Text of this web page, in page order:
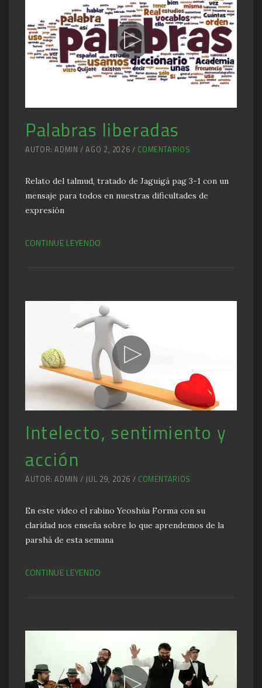
Palabras liberadas
AUTOR: ADMIN / AGO 2, 2026 / COMENTARIOS
Relato del talmud, tratado de Jaguigá pag 3-1 con un
mensaje para todos en nuestras dificultades de
expresión
CONTINUE LEYENDO
Intelecto, sentimiento y
acción
AUTOR: ADMIN / JUL 29, 2026 / COMENTARIOS
En este video el rabino Yeoshúa Forma con su
claridad nos enseña sobre lo que aprendemos de la
parshá de esta semana
CONTINUE LEYENDO